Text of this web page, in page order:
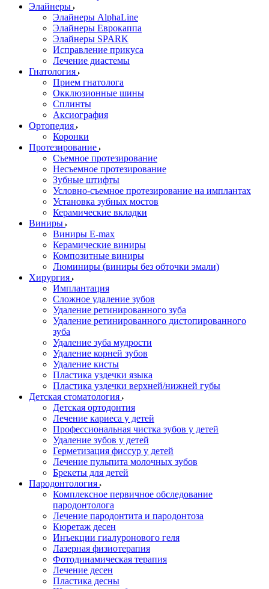
Элайнеры
Элайнеры AlphaLine
Элайнеры Еврокаппа
Элайнеры SPARK
Исправление прикуса
Лечение диастемы
Гнатология
Прием гнатолога
Окклюзионные шины
Сплинты
Аксиография
Ортопедия
Коронки
Протезирование
Съемное протезирование
Несъемное протезирование
Зубные штифты
Условно-съемное протезирование на имплантах
Установка зубных мостов
Керамические вкладки
Виниры
Виниры E-max
Керамические виниры
Композитные виниры
Люминиры (виниры без обточки эмали)
Хирургия
Имплантация
Сложное удаление зубов
Удаление ретинированного зуба
Удаление ретинированного дистопированного
зуба
Удаление зуба мудрости
Удаление корней зубов
Удаление кисты
Пластика уздечки языка
Пластика уздечки верхней/нижней губы
Детская стоматология
Детская ортодонтия
Лечение кариеса у детей
Профессиональная чистка зубов у детей
Удаление зубов у детей
Герметизация фиссур у детей
Лечение пульпита молочных зубов
Брекеты для детей
Пародонтология
Комплексное первичное обследование
пародонтолога
Лечение пародонтита и пародонтоза
Кюретаж десен
Инъекции гиалуронового геля
Лазерная физиотерапия
Фотодинамическая терапия
Лечение десен
Пластика десны